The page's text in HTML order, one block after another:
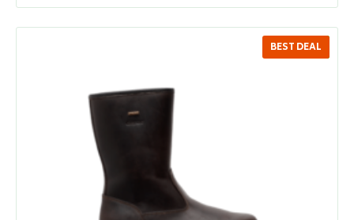
SALE
BEST DEAL